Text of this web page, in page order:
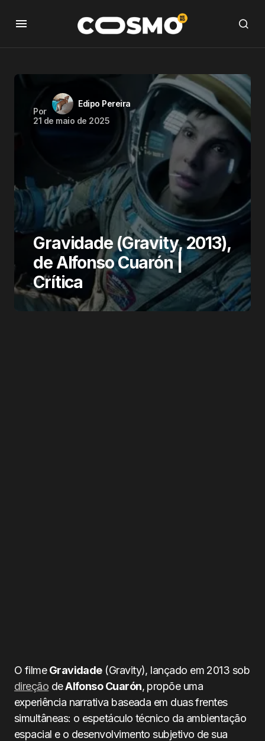
Por
Edipo Pereira
21 de maio de 2025
Gravidade (Gravity, 2013),
de Alfonso Cuarón |
Crítica
O filmeGravidade(Gravity), lançado em 2013 sob
direção deAlfonso Cuarón, propõe uma
experiência narrativa baseada em duas frentes
simultâneas: o espetáculo técnico da ambientação
espacial e o desenvolvimento subjetivo de sua